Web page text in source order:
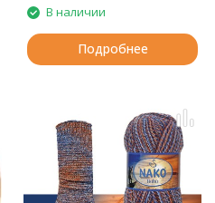
В наличии
Подробнее